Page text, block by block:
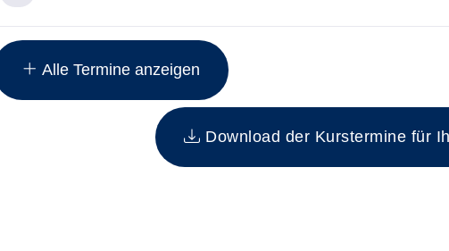
Insgesamt gibt es 15 Termine zum diesen Kurs
Alle Termine anzeigen
Download der Kurstermine für